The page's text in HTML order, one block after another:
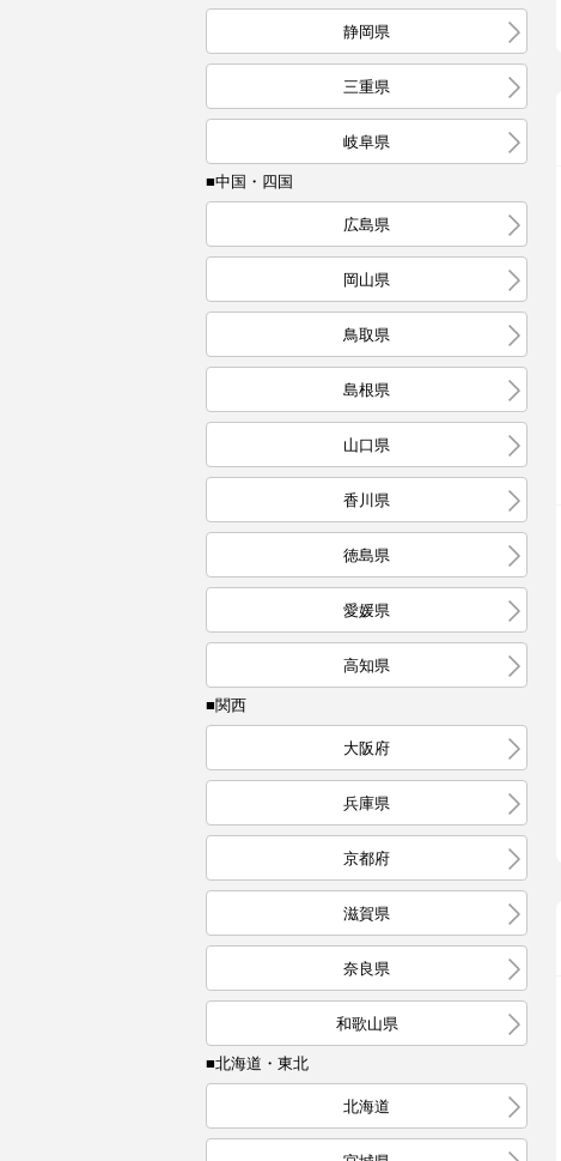
静岡県
三重県
岐阜県
■中国・四国
広島県
岡山県
鳥取県
島根県
山口県
香川県
徳島県
愛媛県
高知県
■関西
大阪府
兵庫県
京都府
滋賀県
奈良県
和歌山県
■北海道・東北
北海道